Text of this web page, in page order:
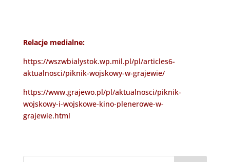
Relacje medialne:
https://wszwbialystok.wp.mil.pl/pl/articles6-
aktualnosci/piknik-wojskowy-w-grajewie/
https://www.grajewo.pl/pl/aktualnosci/piknik-
wojskowy-i-wojskowe-kino-plenerowe-w-
grajewie.html